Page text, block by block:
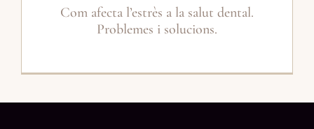
Com afecta l’estrès a la salut dental.
Problemes i solucions.